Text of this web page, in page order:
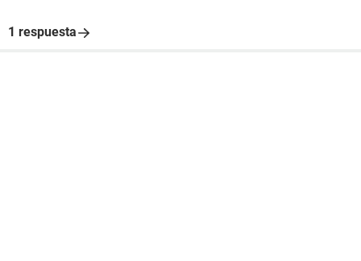
1 respuesta